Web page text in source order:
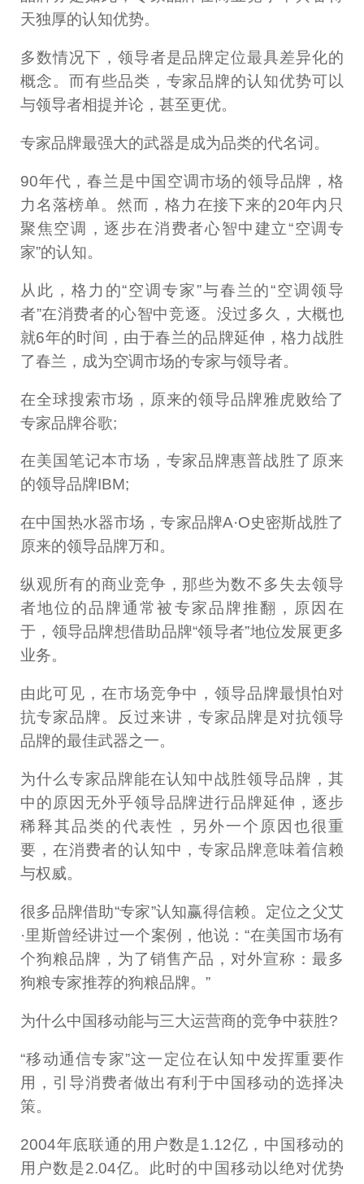
天独厚的认知优势。
多数情况下，领导者是品牌定位最具差异化的
概念。而有些品类，专家品牌的认知优势可以
与领导者相提并论，甚至更优。
专家品牌最强大的武器是成为品类的代名词。
90年代，春兰是中国空调市场的领导品牌，格
力名落榜单。然而，格力在接下来的20年内只
聚焦空调，逐步在消费者心智中建立“空调专
家”的认知。
从此，格力的“空调专家”与春兰的“空调领导
者”在消费者的心智中竞逐。没过多久，大概也
就6年的时间，由于春兰的品牌延伸，格力战胜
了春兰，成为空调市场的专家与领导者。
在全球搜索市场，原来的领导品牌雅虎败给了
专家品牌谷歌;
在美国笔记本市场，专家品牌惠普战胜了原来
的领导品牌IBM;
在中国热水器市场，专家品牌A·O史密斯战胜了
原来的领导品牌万和。
纵观所有的商业竞争，那些为数不多失去领导
者地位的品牌通常被专家品牌推翻，原因在
于，领导品牌想借助品牌“领导者”地位发展更多
业务。
由此可见，在市场竞争中，领导品牌最惧怕对
抗专家品牌。反过来讲，专家品牌是对抗领导
品牌的最佳武器之一。
为什么专家品牌能在认知中战胜领导品牌，其
中的原因无外乎领导品牌进行品牌延伸，逐步
稀释其品类的代表性，另外一个原因也很重
要，在消费者的认知中，专家品牌意味着信赖
与权威。
很多品牌借助“专家”认知赢得信赖。定位之父艾
·里斯曾经讲过一个案例，他说：“在美国市场有
个狗粮品牌，为了销售产品，对外宣称：最多
狗粮专家推荐的狗粮品牌。”
为什么中国移动能与三大运营商的竞争中获胜?
“移动通信专家”这一定位在认知中发挥重要作
用，引导消费者做出有利于中国移动的选择决
策。
2004年底联通的用户数是1.12亿，中国移动的
用户数是2.04亿。此时的中国移动以绝对优势